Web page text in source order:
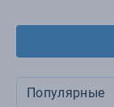
Популярные